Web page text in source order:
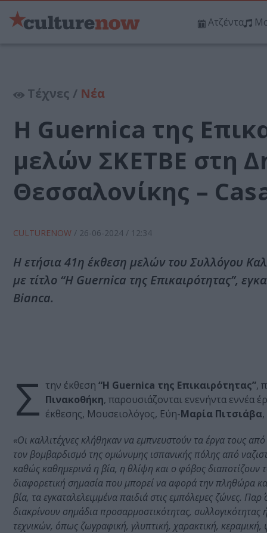
Ατζέντα
Τέχνες / Νέα
Η Guernica της
μελών ΣΚΕΤΒΕ στη
Θεσσαλονίκης –
CULTURENOW / 26-06-2024 / 12:34
Η ετήσια 41η έκθεση μελών του Συλλόγου
με τίτλο “Η Guernica της Επικαιρότητας”,
Bianca.
Σ την έκθεση “Η Guernica της Επικαιρότητας”,
Πινακοθήκη, παρουσιάζονται ενενήντα εννέα
έκθεσης, Μουσειολόγος, Εύη-Μαρία Πιτσιάβα
«Οι καλλιτέχνες κλήθηκαν να εμπνευστούν τα έργα τους
τον βομβαρδισμό της ομώνυμης ισπανικής πόλης από
καθώς καθημερινά η βία, η θλίψη και ο φόβος διαποτίζουν
διαφορετική σημασία που μπορεί να αφορά την πληθώρα
βία, τα εγκαταλελειμμένα παιδιά στις εμπόλεμες ζώνες.
διακρίνουν σημάδια προσαρμοστικότητας,
τεχνικών, όπως ζωγραφική, γλυπτική, χαρακτική,